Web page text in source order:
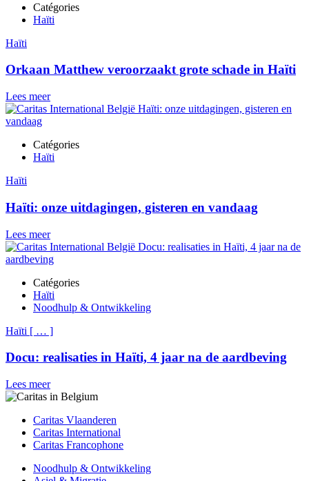
Catégories
Haïti
Haïti
Orkaan Matthew veroorzaakt grote schade in Haïti
Lees meer
Catégories
Haïti
Haïti
Haïti: onze uitdagingen, gisteren en vandaag
Lees meer
Catégories
Haïti
Noodhulp & Ontwikkeling
Haïti [ … ]
Docu: realisaties in Haïti, 4 jaar na de aardbeving
Lees meer
Caritas Vlaanderen
Caritas International
Caritas Francophone
Noodhulp & Ontwikkeling